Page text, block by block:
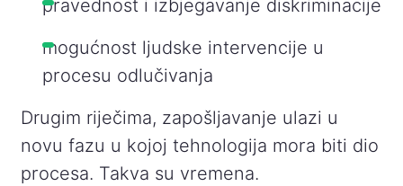
pravednost i izbjegavanje diskriminacije
mogućnost ljudske intervencije u
procesu odlučivanja
Drugim riječima, zapošljavanje ulazi u
novu fazu u kojoj tehnologija mora biti dio
procesa. Takva su vremena.